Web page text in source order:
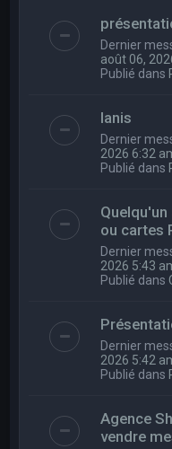
Dernier
août 06,
Publié dans
Ianis
Dernier
2026 6:32
Publié dans
ou cartes
Dernier
2026 5:43
Publié dans
Dernier
2026 5:42
Publié dans
Agence
vendre